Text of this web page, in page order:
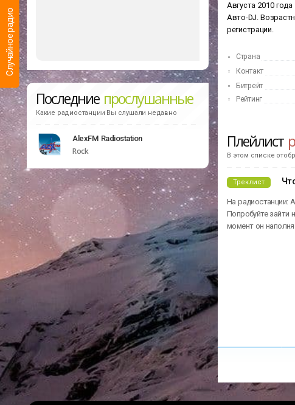
Случайное радио
Последние прослушанные
Какие радиостанции Вы слушали недавно
AlexFM Radiostation
Rock
Августа 2010
Авто-DJ.
регистрации.
Страна
Контакт
Битрейт
Рейтинг
Плейлист
В этом списке
Треклист
На радиостанции:
Попробуйте зайти
момент он